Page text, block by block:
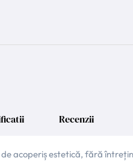
Recenzii
acoperiș estetică, fără